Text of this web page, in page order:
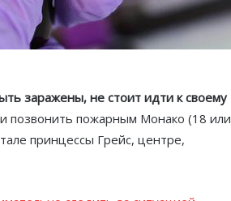
заражены, не стоит идти к своему
позвонить пожарным Монако (18 или
принцессы Грейс, центре,
Князь Альбер II и Принцесса
Шарлен посетили 77-й Бал
Шарль Леклер вновь в борьбе:
Ferrari набирает скорость перед
паузой
партнёрство ради безопасных